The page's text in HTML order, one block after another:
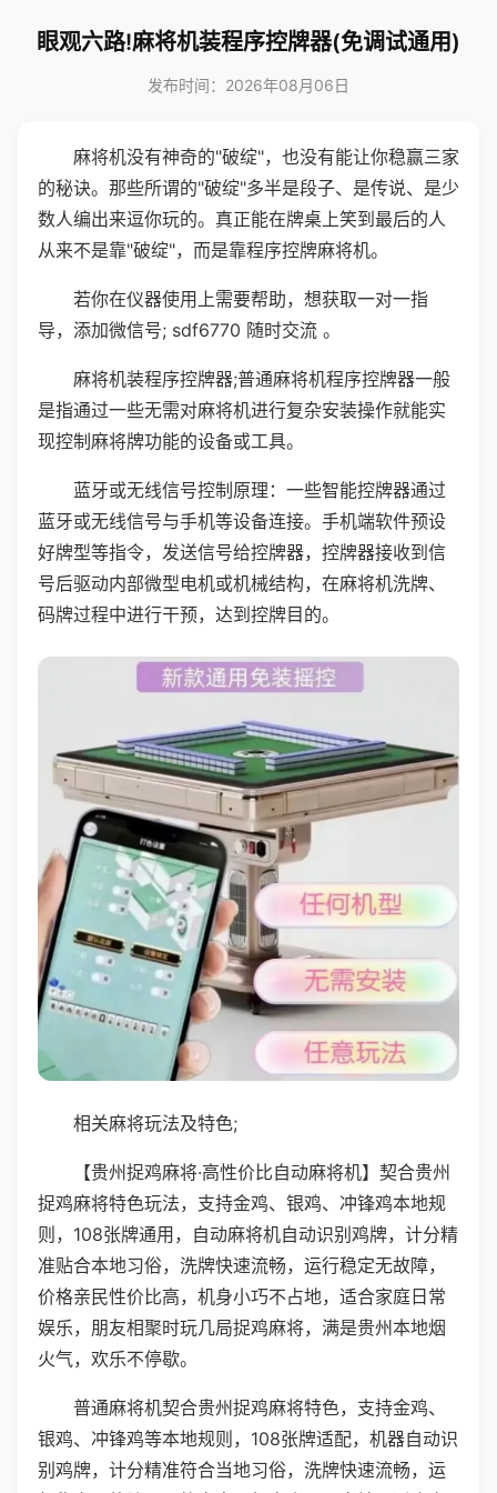
眼观六路!麻将机装程序控牌器(免调试通用)
发布时间：2026年08月06日
麻将机没有神奇的"破绽"，也没有能让你稳赢三家
的秘诀。那些所谓的"破绽"多半是段子、是传说、是少
数人编出来逗你玩的。真正能在牌桌上笑到最后的人
从来不是靠"破绽"，而是靠程序控牌麻将机。
若你在仪器使用上需要帮助，想获取一对一指
导，添加微信号; sdf6770 随时交流 。
麻将机装程序控牌器;普通麻将机程序控牌器一般
是指通过一些无需对麻将机进行复杂安装操作就能实
现控制麻将牌功能的设备或工具。
蓝牙或无线信号控制原理：一些智能控牌器通过
蓝牙或无线信号与手机等设备连接。手机端软件预设
好牌型等指令，发送信号给控牌器，控牌器接收到信
号后驱动内部微型电机或机械结构，在麻将机洗牌、
码牌过程中进行干预，达到控牌目的。
相关麻将玩法及特色;
【贵州捉鸡麻将·高性价比自动麻将机】契合贵州
捉鸡麻将特色玩法，支持金鸡、银鸡、冲锋鸡本地规
则，108张牌通用，自动麻将机自动识别鸡牌，计分精
准贴合本地习俗，洗牌快速流畅，运行稳定无故障，
价格亲民性价比高，机身小巧不占地，适合家庭日常
娱乐，朋友相聚时玩几局捉鸡麻将，满是贵州本地烟
火气，欢乐不停歇。
普通麻将机契合贵州捉鸡麻将特色，支持金鸡、
银鸡、冲锋鸡等本地规则，108张牌适配，机器自动识
别鸡牌，计分精准符合当地习俗，洗牌快速流畅，运